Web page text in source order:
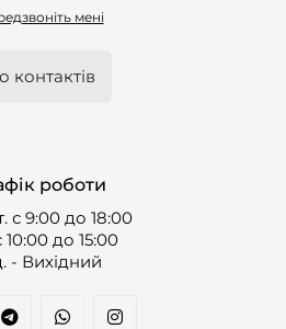
мені
контактів
роботи
с 9:00 до 18:00
10:00 до 15:00
- Вихідний